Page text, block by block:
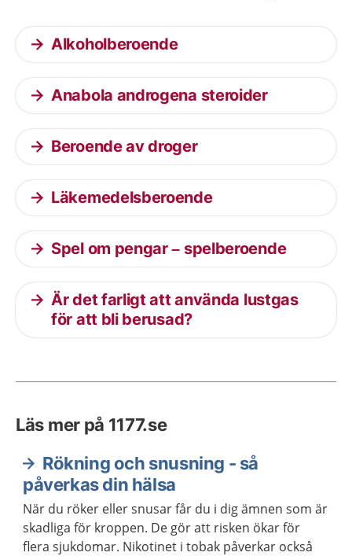
Alkoholberoende
Anabola androgena steroider
Beroende av droger
Läkemedelsberoende
Spel om pengar – spelberoende
Är det farligt att använda lustgas
för att bli berusad?
Läs mer på 1177.se
Rökning och snusning - så
påverkas din hälsa
När du röker eller snusar får du i dig ämnen som är
skadliga för kroppen. De gör att risken ökar för
flera sjukdomar. Nikotinet i tobak påverkar också